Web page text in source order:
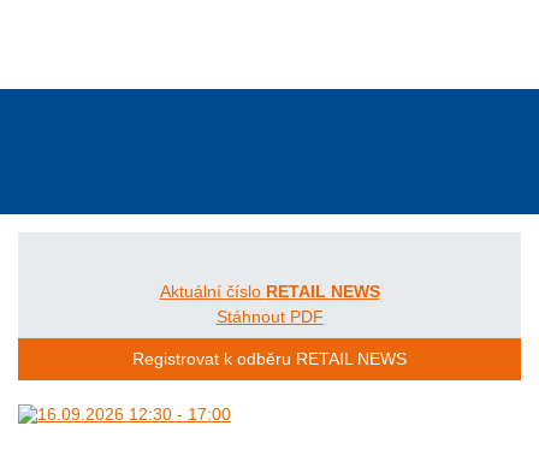
Aktuální číslo RETAIL NEWS
Stáhnout PDF
Registrovat k odběru RETAIL NEWS